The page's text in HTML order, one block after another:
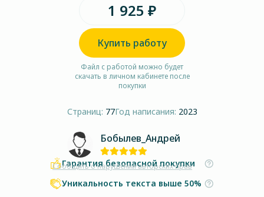
1 925 ₽
Купить работу
Файл с работой можно будет
скачать в личном кабинете после
покупки
Страниц: 77Год написания: 2023
Бобылев_Андрей
Сообщить о нарушении авторских прав
Гарантия безопасной покупки
Уникальность текста выше 50%